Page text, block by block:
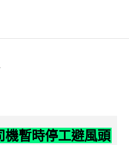
機暫時停工避風頭